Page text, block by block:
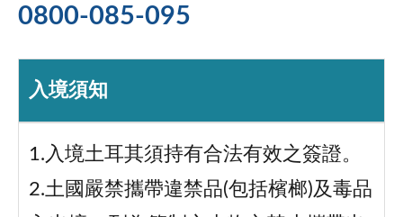
0800-085-095
入境須知
1.入境土耳其須持有合法有效之簽證。
2.土國嚴禁攜帶違禁品(包括檳榔)及毒品